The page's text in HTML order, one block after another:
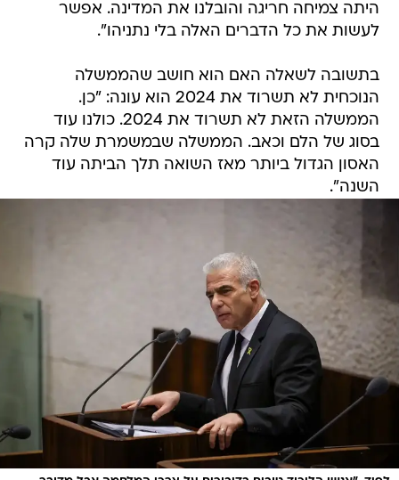
היתה צמיחה חריגה והובלנו את המדינה. אפשר
לעשות את כל הדברים האלה בלי נתניהו".
בתשובה לשאלה האם הוא חושב שהממשלה
הנוכחית לא תשרוד את 2024 הוא עונה: "כן.
הממשלה הזאת לא תשרוד את 2024. כולנו עוד
בסוג של הלם וכאב. הממשלה שבמשמרת שלה קרה
האסון הגדול ביותר מאז השואה תלך הביתה עוד
השנה".